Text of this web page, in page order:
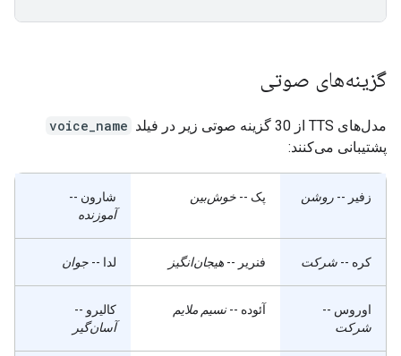
گزینه‌های صوتی
مدل‌های TTS از 30 گزینه صوتی زیر در فیلد
voice_name
پشتیبانی می‌کنند:
زفیر -- روشن پک -- خوش‌بین شارون --
آموزنده
کره -- شرکت فنریر -- هیجان‌انگیز لدا -- جوان
اوروس --
شرکت
آئوده --نسیم ملایم کالیرو --
آسان‌گیر